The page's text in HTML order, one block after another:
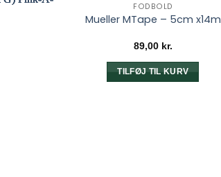
FODBOLD
Mueller MTape – 5cm x14m
89,00 kr.
TILFØJ TIL KURV